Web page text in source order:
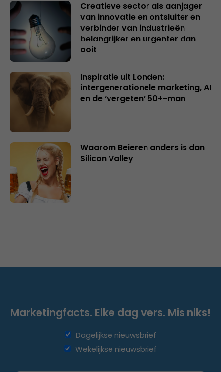
Creatieve sector als aanjager
van innovatie en ontsluiter en
verbinder van industrieën
belangrijker en urgenter dan
ooit
Inspiratie uit Londen:
intergenerationele marketing, AI
en de ‘vergeten’ 50+-man
Waarom Beieren anders is dan
Silicon Valley
Marketingfacts. Elke dag vers. Mis niks!
Dagelijkse nieuwsbrief
Wekelijkse nieuwsbrief